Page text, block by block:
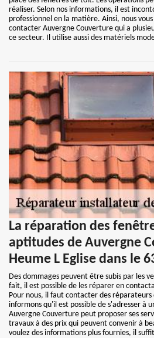
réaliser. Selon nos informations, il est
professionnel en la matière. Ainsi, nous
contacter Auvergne Couverture qui a
ce secteur. Il utilise aussi des matériels
La réparation des
aptitudes de Auvergne
Heume L Eglise dans le
Des dommages peuvent être subis par les
fait, il est possible de les réparer en
Pour nous, il faut contacter des réparateurs
informons qu'il est possible de s'adresser à
Auvergne Couverture peut proposer ses
travaux à des prix qui peuvent convenir à
voulez des informations plus fournies, il